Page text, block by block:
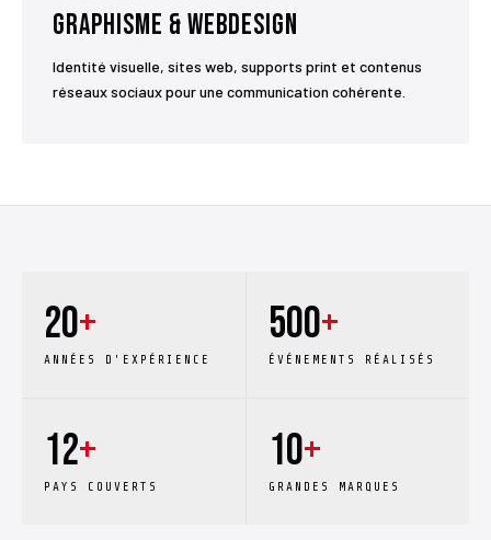
Graphisme & Webdesign
Identité visuelle, sites web, supports print et contenus
réseaux sociaux pour une communication cohérente.
20+
ANNÉES D'EXPÉRIENCE
500+
ÉVÉNEMENTS RÉALISÉS
12+
PAYS COUVERTS
10+
GRANDES MARQUES